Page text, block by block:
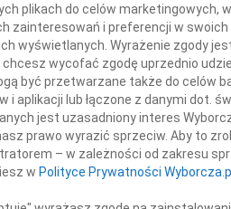
żalem przyjęliśmy wiadomość
naszego Kolegi
Andruckiego
plikach do celów marketingowych,
zainteresowań i preferencji w
wyświetlanych. Wyrażenie zgody
wycofać zgodę uprzednio
być przetwarzane także do celów
i aplikacji lub łączone z danymi dot.
jest uzasadniony interes
prawo wyrazić sprzeciw. Aby to
– w zależności od zakresu
w Polityce Prywatności